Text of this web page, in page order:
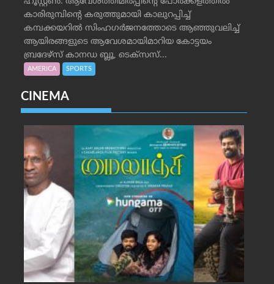
കാരിരുമ്പിന്റെ കരുത്തുമായി കാലുറപ്പിച്ച്
കമ്പക്കയറില്‍ സിംഹഗര്‍ജനത്തോടെ ആഞ്ഞുവലിച്ച്
ആയിരങ്ങളുടെ ആവേശമായിമാറിയ കോട്ടയം
ബ്രദേഴ്‌സ് കാനഡ ബ്ലൂ, ടെക്‌സസ്...
AMERICA SPORTS
CINEMA